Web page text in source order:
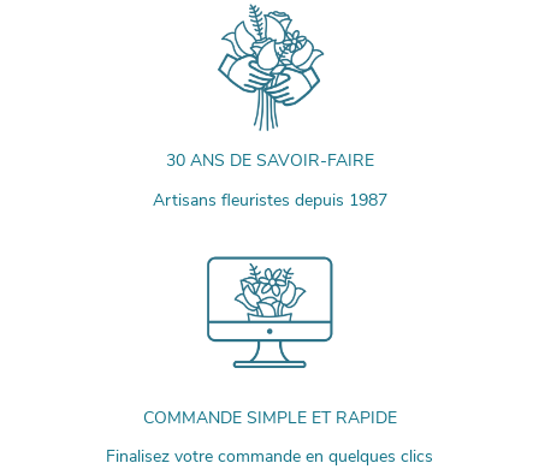
30 ANS DE SAVOIR-FAIRE
Artisans fleuristes depuis 1987
COMMANDE SIMPLE ET RAPIDE
Finalisez votre commande en quelques clics